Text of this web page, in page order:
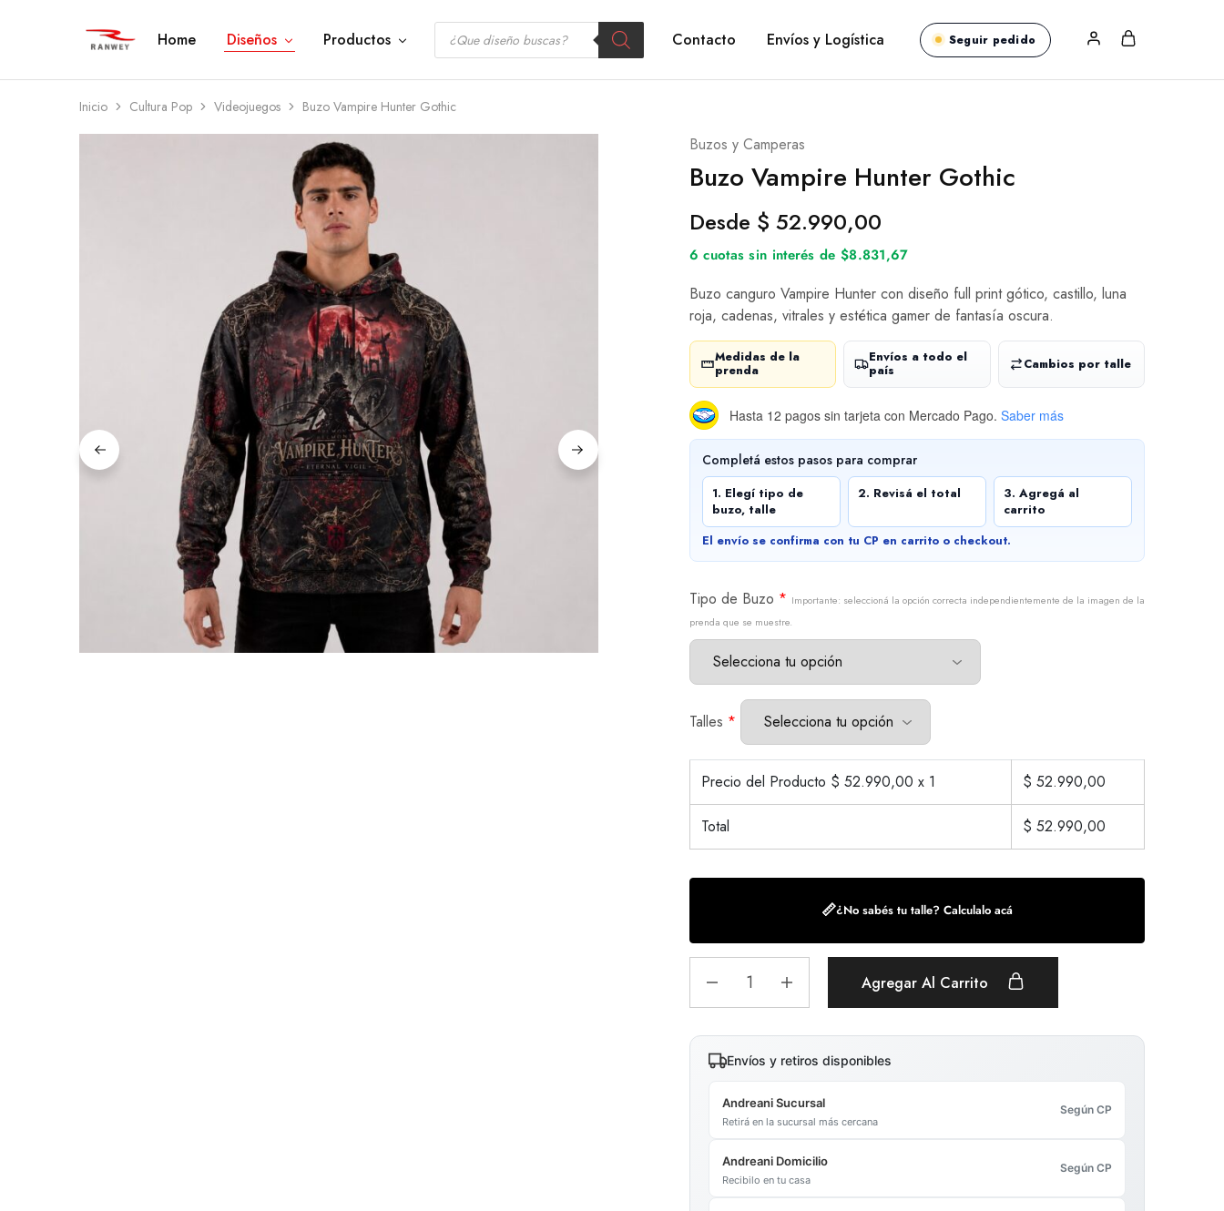
Ranwey
Tu
Tu
Diseño
Tu
Tu
—
Remeras,
Buzos
Home Diseños Productos Contacto Envíos y Logística Seguir pedido
Inicio Cultura Pop Videojuegos Buzo Vampire Hunter Gothic
Buzos y Camperas
Buzo Vampire Hunter Gothic
Desde $ 52.990,00
6 cuotas sin interés de $8.831,67
Buzo canguro Vampire Hunter con diseño full print gótico, castillo, luna
roja, cadenas, vitrales y estética gamer de fantasía oscura.
Medidas de la
prenda
Envíos a todo el
país
Cambios por talle
Hasta 12 pagos sin tarjeta con Mercado Pago. Saber más
Completá estos pasos para comprar
1. Elegí tipo de
buzo, talle
2. Revisá el total
3. Agregá al
carrito
El envío se confirma con tu CP en carrito o checkout.
Tipo de Buzo * Importante: seleccioná la opción correcta independientemente de la imagen de la
prenda que se muestre.
Talles *
Precio del Producto $ 52.990,00 x 1 $ 52.990,00
Total $ 52.990,00
📏¿No sabés tu talle? Calculalo acá
Agregar Al Carrito
Envíos y retiros disponibles
Andreani Sucursal
Retirá en la sucursal más cercana
Según CP
Andreani Domicilio
Recibilo en tu casa
Según CP